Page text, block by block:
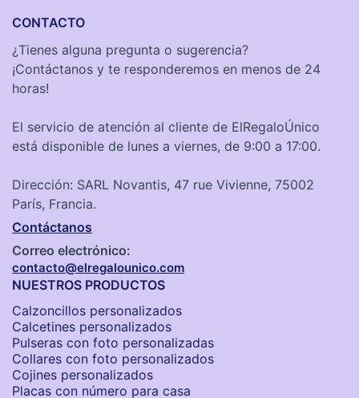
CONTACTO
¿Tienes alguna pregunta o sugerencia?
¡Contáctanos y te responderemos en menos de 24
horas!
El servicio de atención al cliente de ElRegaloÚnico
está disponible de lunes a viernes, de 9:00 a 17:00.
Dirección: SARL Novantis, 47 rue Vivienne, 75002
París, Francia.
Contáctanos
Correo electrónico:
contacto@elregalounico.com
NUESTROS PRODUCTOS
Calzoncillos personalizados​
Calcetines personalizados
Pulseras con foto personalizadas
Collares con foto personalizados
Cojines personalizados
Placas con número para casa